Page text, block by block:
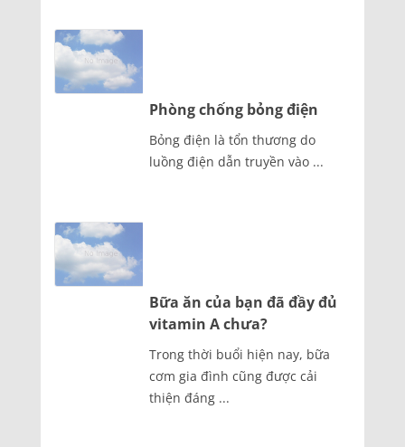
Phòng chống bỏng điện
Bỏng điện là tổn thương do
luồng điện dẫn truyền vào ...
Bữa ăn của bạn đã đầy đủ
vitamin A chưa?
Trong thời buổi hiện nay, bữa
cơm gia đình cũng được cải
thiện đáng ...